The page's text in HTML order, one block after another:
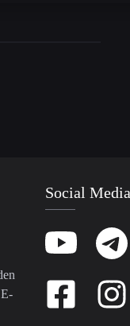
Social Media